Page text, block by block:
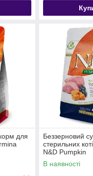
для
кг
Беззерновий
стерильних
N&D Pumpkin
ягня та
В наявності